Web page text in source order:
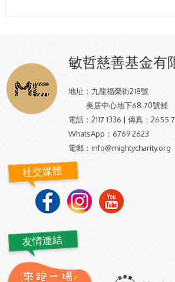
敏哲慈善基金有
地址： 九龍福榮街218號
美居中心地下68-70號舖
電話： 2117 1336 | 傳真：2655
WhatsApp： 6769 2623
電郵： info@mightycharity.org
社交媒體
友情連結